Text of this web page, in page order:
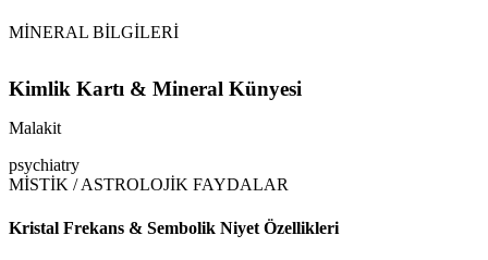
MİNERAL BİLGİLERİ
Kimlik Kartı & Mineral Künyesi
Malakit
psychiatry
MİSTİK / ASTROLOJİK FAYDALAR
Kristal Frekans & Sembolik Niyet Özellikleri